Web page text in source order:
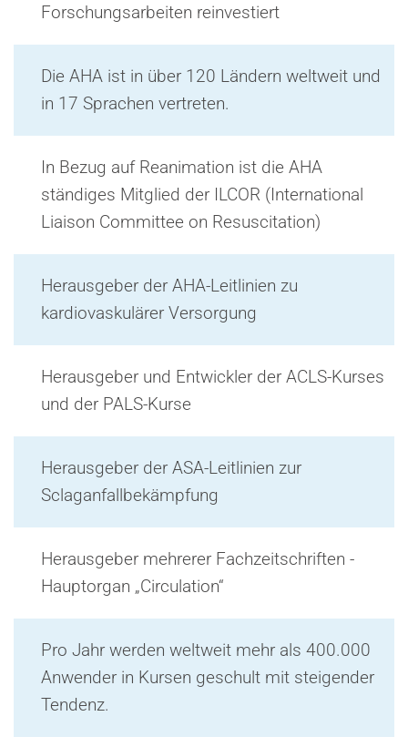
Forschungsarbeiten reinvestiert
Die AHA ist in über 120 Ländern weltweit und
in 17 Sprachen vertreten.
In Bezug auf Reanimation ist die AHA
ständiges Mitglied der ILCOR (International
Liaison Committee on Resuscitation)
Herausgeber der AHA-Leitlinien zu
kardiovaskulärer Versorgung
Herausgeber und Entwickler der ACLS-Kurses
und der PALS-Kurse
Herausgeber der ASA-Leitlinien zur
Sclaganfallbekämpfung
Herausgeber mehrerer Fachzeitschriften -
Hauptorgan „Circulation“
Pro Jahr werden weltweit mehr als 400.000
Anwender in Kursen geschult mit steigender
Tendenz.